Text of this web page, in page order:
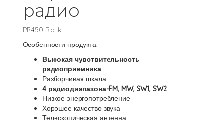
радио
PR450 Black
Особенности продукта:
Высокая чувствительность
радиоприемника
Разборчивая шкала
4 радиодиапазона-FM, MW, SW1, SW2
Низкое энергопотребление
Хорошее качество звука
Телескопическая антенна